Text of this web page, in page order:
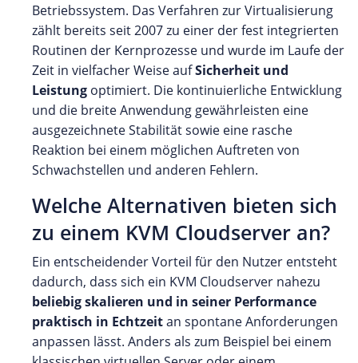
Betriebssystem. Das Verfahren zur Virtualisierung
zählt bereits seit 2007 zu einer der fest integrierten
Routinen der Kernprozesse und wurde im Laufe der
Zeit in vielfacher Weise aufSicherheit und
Leistung optimiert. Die kontinuierliche Entwicklung
und die breite Anwendung gewährleisten eine
ausgezeichnete Stabilität sowie eine rasche
Reaktion bei einem möglichen Auftreten von
Schwachstellen und anderen Fehlern.
Welche Alternativen bieten sich
zu einem KVM Cloudserver an?
Ein entscheidender Vorteil für den Nutzer entsteht
dadurch, dass sich ein KVM Cloudserver nahezu
beliebig skalieren und in seiner Performance
praktisch in Echtzeitan spontane Anforderungen
anpassen lässt. Anders als zum Beispiel bei einem